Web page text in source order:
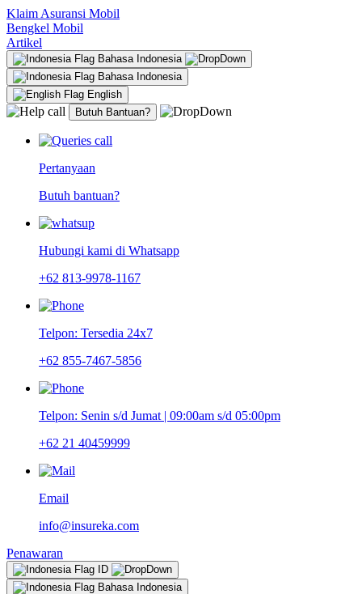
Klaim Asuransi Mobil
Bengkel Mobil
Artikel
Bahasa Indonesia
Bahasa Indonesia
English
Butuh Bantuan?
Pertanyaan
Butuh bantuan?
Hubungi kami di Whatsapp
+62 813-9978-1167
Telpon: Tersedia 24x7
+62 855-7467-5856
Telpon: Senin s/d Jumat | 09:00am s/d 05:00pm
+62 21 40459999
Email
info@insureka.com
Penawaran
ID
Bahasa Indonesia